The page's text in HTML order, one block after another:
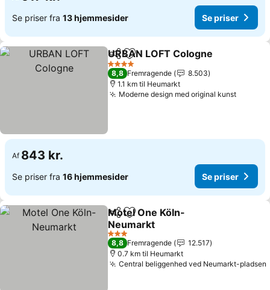
Se priser fra 13 hjemmesider Se priser
Del Føj til favoritter
URBAN LOFT Cologne
4 Stjerner
8,8 Fremragende
8.503
1.1 km til Heumarkt
Moderne design med original kunstSe
Af 843 kr.
Se priser fra 16 hjemmesider Se priser
Del Føj til favoritter
Motel One Köln-
Neumarkt
Se priser
3 Stjerner
8,8 Fremragende
12.517
0.7 km til Heumarkt
Central beliggenhed ved Neumarkt-pladsen